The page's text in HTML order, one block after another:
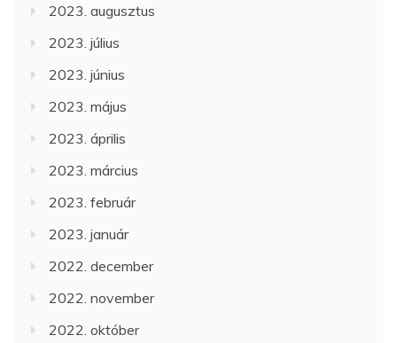
2023. augusztus
2023. július
2023. június
2023. május
2023. április
2023. március
2023. február
2023. január
2022. december
2022. november
2022. október